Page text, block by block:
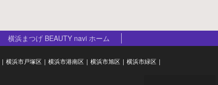
横浜まつげ BEAUTY navi ホーム
横浜市戸塚区 横浜市港南区 横浜市旭区
横浜市緑区